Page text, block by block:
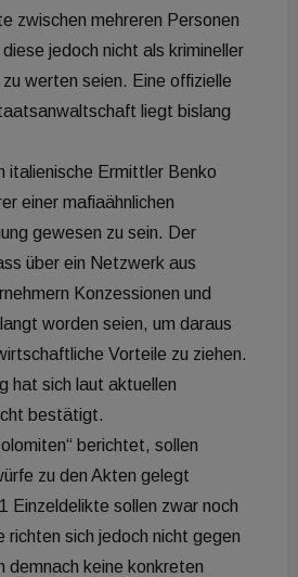
zwischen mehreren Personen
jedoch nicht als krimineller
werten seien. Eine offizielle
liegt bislang
italienische Ermittler Benko
einer mafiaähnlichen
gewesen zu sein. Der
über ein Netzwerk aus
Konzessionen und
worden seien, um daraus
Vorteile zu ziehen.
hat sich laut aktuellen
bestätigt.
berichtet, sollen
zu den Akten gelegt
Einzeldelikte sollen zwar noch
richten sich jedoch nicht gegen
demnach keine konkreten